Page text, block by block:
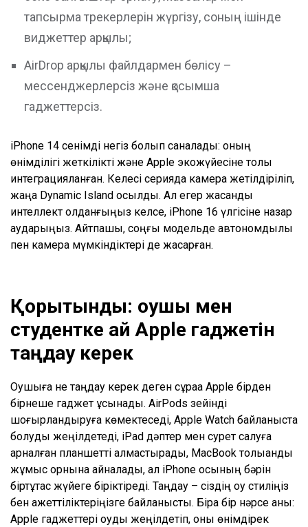
тапсырма трекерлерін жүргізу, соның ішінде
виджеттер арқылы;
AirDrop арқылы файлдармен бөлісу –
мессенджерлерсіз және қосымша
гаджеттерсіз.
iPhone 14 сенімді негіз болып саналады: оның
өнімділігі жеткілікті және Apple экожүйесіне толық
интеграцияланған. Келесі серияда камера жетілдіріліп,
жаңа Dynamic Island қосылды. Ал егер жасанды
интеллект қолданғыңыз келсе, iPhone 16 үлгісіне назар
аударыңыз. Айтпақшы, соңғы модельде автономдылық
пен камера мүмкіндіктері де жақсарған.
Қорытынды: оқушы мен
студентке қай Apple гаджетін
таңдау керек
Оқушыға не таңдау керек деген сұраққа Apple бірден
бірнеше гаджет ұсынады. AirPods зейінді
шоғырландыруға көмектеседі, Apple Watch байланыста
болуды жеңілдетеді, iPad дәптер мен сурет салуға
арналған планшетті алмастырады, MacBook толыққанды
жұмыс орнына айналады, ал iPhone осының бәрін
біртұтас жүйеге біріктіреді. Таңдау – сіздің оқу стиліңіз
бен қажеттіліктеріңізге байланысты. Бірақ бір нәрсе анық:
Apple гаджеттері оқуды жеңілдетіп, оны өнімдірек